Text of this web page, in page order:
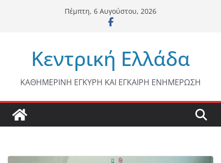
Πέμπτη, 6 Αυγούστου, 2026
Κεντρική Ελλάδα
ΚΑΘΗΜΕΡΙΝΗ ΕΓΚΥΡΗ ΚΑΙ ΕΓΚΑΙΡΗ ΕΝΗΜΕΡΩΣΗ